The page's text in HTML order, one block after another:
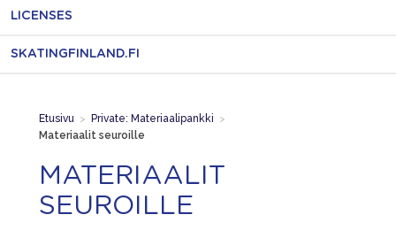
LICENSES
SKATINGFINLAND.FI
Etusivu > Private: Materiaalipankki >
Materiaalit seuroille
MATERIAALIT
SEUROILLE